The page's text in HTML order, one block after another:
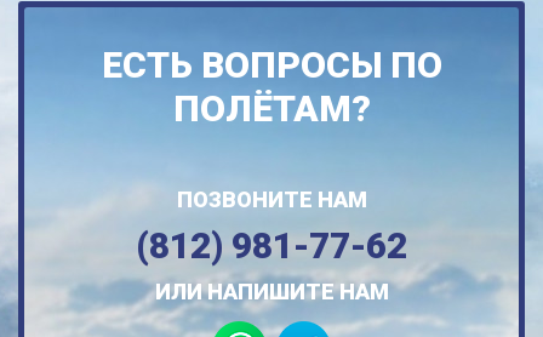
ЕСТЬ ВОПРОСЫ ПО
ПОЛЁТАМ?
ПОЗВОНИТЕ НАМ
(812) 981-77-62
ИЛИ НАПИШИТЕ НАМ